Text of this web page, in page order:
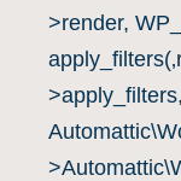
>render,
>apply_filters,